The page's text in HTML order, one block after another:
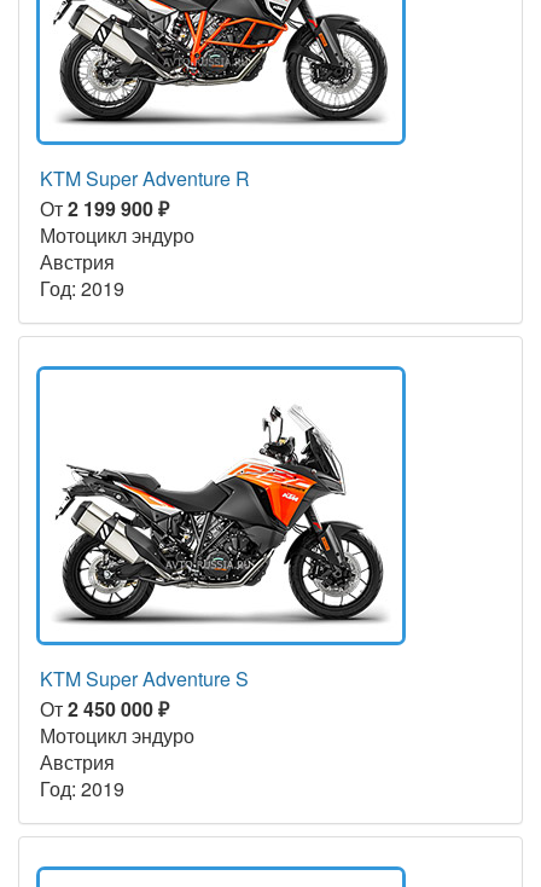
KTM Super Adventure R
От2 199 900 ₽
Мотоцикл эндуро
Австрия
Год: 2019
KTM Super Adventure S
От2 450 000 ₽
Мотоцикл эндуро
Австрия
Год: 2019